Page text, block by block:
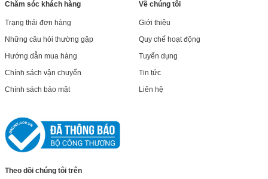
Chăm sóc khách hàng
Trạng thái đơn hàng
Những câu hỏi thường gặp
Hướng dẫn mua hàng
Chính sách vận chuyển
Chính sách bảo mật
Về chúng tôi
Giới thiệu
Quy chế hoạt động
Tuyển dụng
Tin tức
Liên hệ
Theo dõi chúng tôi trên